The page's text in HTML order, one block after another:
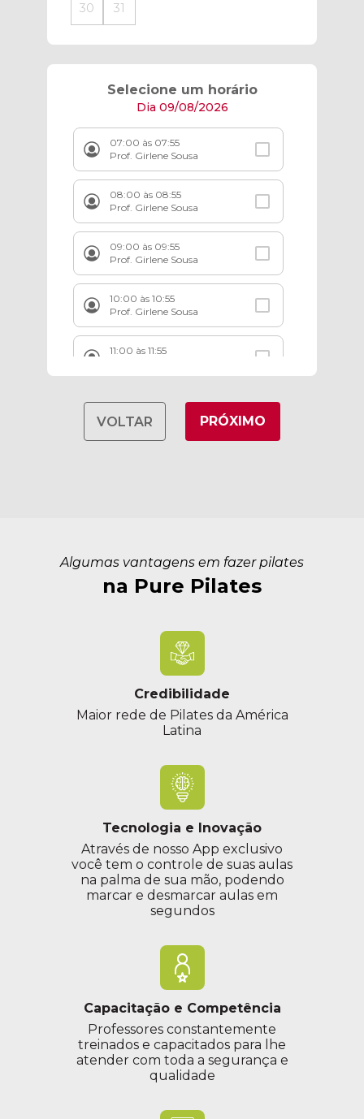
30 31
Selecione um horário
Dia 09/08/2026
07:00 às 07:55
Prof. Girlene Sousa
08:00 às 08:55
Prof. Girlene Sousa
09:00 às 09:55
Prof. Girlene Sousa
10:00 às 10:55
Prof. Girlene Sousa
11:00 às 11:55
12:00 às 12:55
Prof. Girlene Sousa
VOLTAR PRÓXIMO
Algumas vantagens em fazer pilates
na Pure Pilates
Credibilidade
Maior rede de Pilates da América
Latina
Tecnologia e Inovação
Através de nosso App exclusivo
você tem o controle de suas aulas
na palma de sua mão, podendo
marcar e desmarcar aulas em
segundos
Capacitação e Competência
Professores constantemente
treinados e capacitados para lhe
atender com toda a segurança e
qualidade